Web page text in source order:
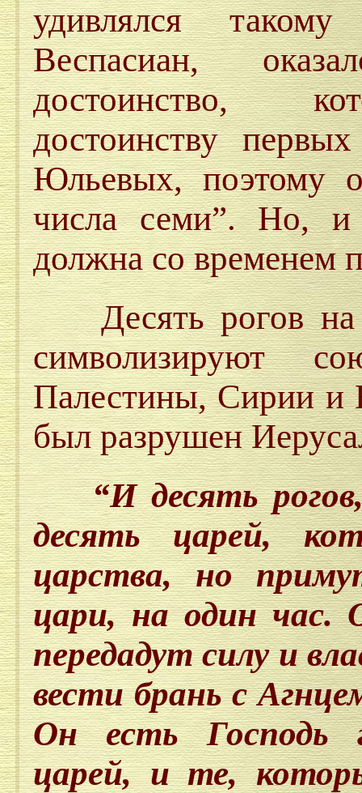
удивлялся
Веспасиан,
достоинство,
достоинству
Юльевых, поэтому
числа семи”. Но, и
должна со временем
Десять рогов на
символизируют
Палестины, Сирии и
был разрушен
“И десять рогов,
десять царей,
царства, но
цари, на один
передадут силу и
вести брань с
Он есть Господь
царей, и те,